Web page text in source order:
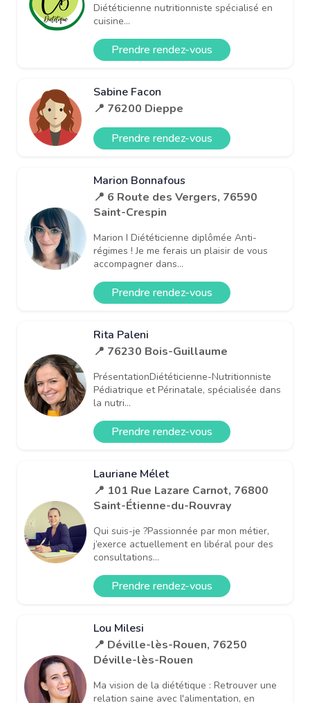
Diététicienne nutritionniste spécialisé en
cuisine...
Prendre rendez-vous
Sabine Facon
📍 76200 Dieppe
Prendre rendez-vous
Marion Bonnafous
📍 6 Route des Vergers, 76590
Saint-Crespin
Marion I Diététicienne diplômée Anti-
régimes ! Je me ferais un plaisir de vous
accompagner dans...
Prendre rendez-vous
Rita Paleni
📍 76230 Bois-Guillaume
PrésentationDiététicienne-Nutritionniste
Pédiatrique et Périnatale, spécialisée dans
la nutri...
Prendre rendez-vous
Lauriane Mélet
📍 101 Rue Lazare Carnot, 76800
Saint-Étienne-du-Rouvray
Qui suis-je ?Passionnée par mon métier,
j’exerce actuellement en libéral pour des
consultations...
Prendre rendez-vous
Lou Milesi
📍 Déville-lès-Rouen, 76250
Déville-lès-Rouen
Ma vision de la diététique : Retrouver une
relation saine avec l'alimentation, en